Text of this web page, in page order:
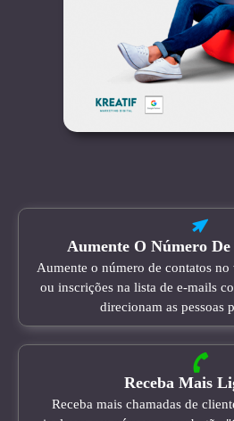
Aumente O Número
Aumente o número de contatos no
ou inscrições na lista de e-mails
direcionam as pessoas
Receba Mais
Receba mais chamadas de